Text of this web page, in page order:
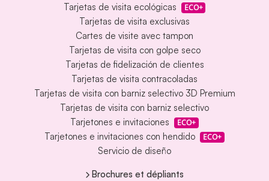
Tarjetas de visita ecológicas ECO+
Tarjetas de visita exclusivas
Cartes de visite avec tampon
Tarjetas de visita con golpe seco
Tarjetas de fidelización de clientes
Tarjetas de visita contracoladas
Tarjetas de visita con barniz selectivo 3D Premium
Tarjetas de visita con barniz selectivo
Tarjetones e invitaciones
ECO+
Tarjetones e invitaciones con hendido ECO+
Servicio de diseño
Brochures et dépliants